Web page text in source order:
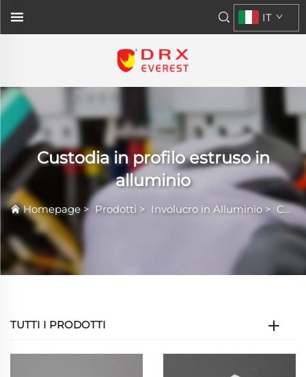
IT
Custodia in profilo estruso in
alluminio
Homepage> Prodotti > Involucro in Alluminio> Custodia in profilo estruso in alluminio
TUTTI I PRODOTTI